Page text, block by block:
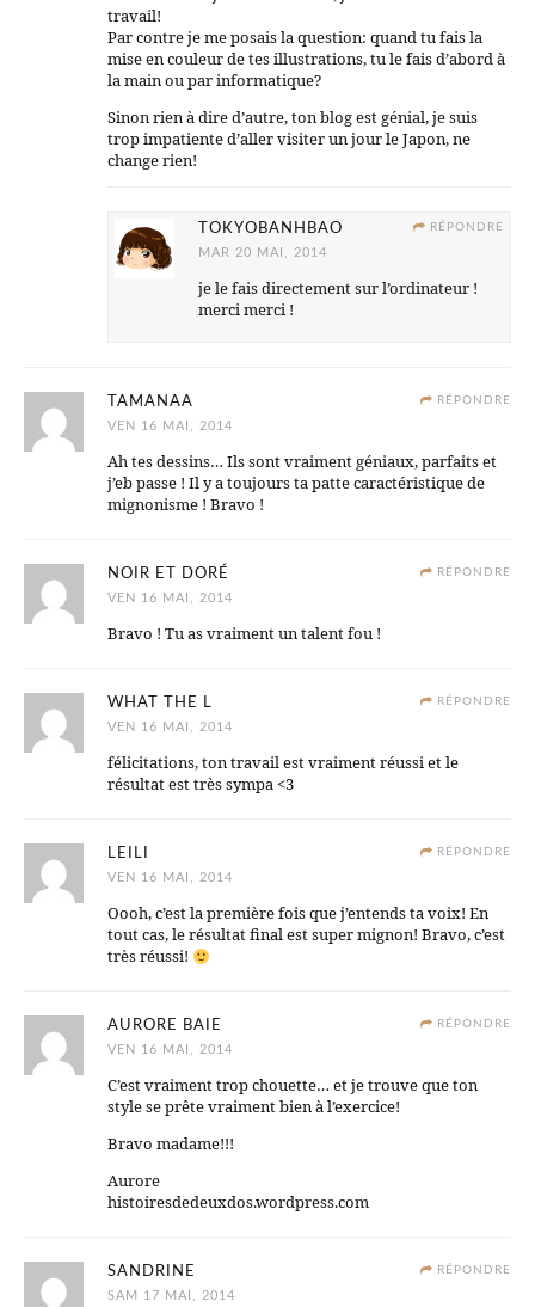
travail!
Par contre je me posais la question: quand tu fais la
mise en couleur de tes illustrations, tu le fais d’abord à
la main ou par informatique?
Sinon rien à dire d’autre, ton blog est génial, je suis
trop impatiente d’aller visiter un jour le Japon, ne
change rien!
RÉPONDRE
TOKYOBANHBAO
MAR 20 MAI, 2014
je le fais directement sur l’ordinateur !
merci merci !
RÉPONDRE
TAMANAA
VEN 16 MAI, 2014
Ah tes dessins… Ils sont vraiment géniaux, parfaits et
j’eb passe ! Il y a toujours ta patte caractéristique de
mignonisme ! Bravo !
RÉPONDRE
NOIR ET DORÉ
VEN 16 MAI, 2014
Bravo ! Tu as vraiment un talent fou !
RÉPONDRE
WHAT THE L
VEN 16 MAI, 2014
félicitations, ton travail est vraiment réussi et le
résultat est très sympa <3
RÉPONDRE
LEILI
VEN 16 MAI, 2014
Oooh, c’est la première fois que j’entends ta voix! En
tout cas, le résultat final est super mignon! Bravo, c’est
très réussi!
RÉPONDRE
AURORE BAIE
VEN 16 MAI, 2014
C’est vraiment trop chouette… et je trouve que ton
style se prête vraiment bien à l’exercice!
Bravo madame!!!
Aurore
histoiresdedeuxdos.wordpress.com
RÉPONDRE
SANDRINE
SAM 17 MAI, 2014